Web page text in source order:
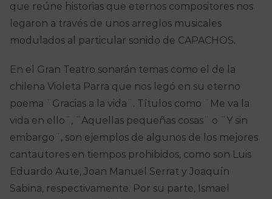
que reúne historias que eternos compositores nos
legaron a través de unos arreglos musicales
modulados al particular sonido de CAPACHOS.
En el Gran Teatro sonarán temas como el de la
chilena Violeta Parra que nos legó en su eterno
poema ¨Gracias a la vida¨. Títulos como ¨Me va la
vida en ello¨, ¨Aquellas pequeñas cosas¨ o ¨Y sin
embargo¨, son ejemplos de algunos de los mejores
cantautores en tiempos prohibidos, como son Luis
Eduardo Aute, Joan Manuel Serrat y Joaquín
Sabina, respectivamente. Por su parte, Ismael